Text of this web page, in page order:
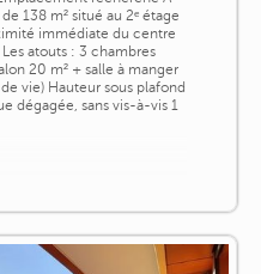
138 m² situé au 2ᵉ étage
immédiate du centre
atouts : 3 chambres
20 m² + salle à manger
vie) Hauteur sous plafond
dégagée, sans vis-à-vis 1